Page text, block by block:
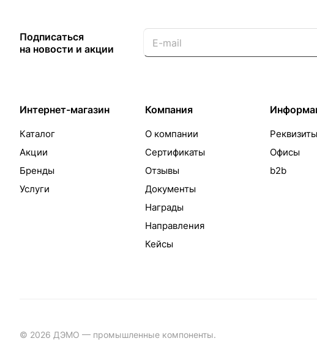
Подписаться
на новости и акции
Интернет-магазин
Каталог
Акции
Бренды
Услуги
Компания
О компании
Сертификаты
Отзывы
Документы
Награды
Направления
Кейсы
Реквизиты
Офисы
b2b
© 2026 ДЭМО — промышленные компоненты.